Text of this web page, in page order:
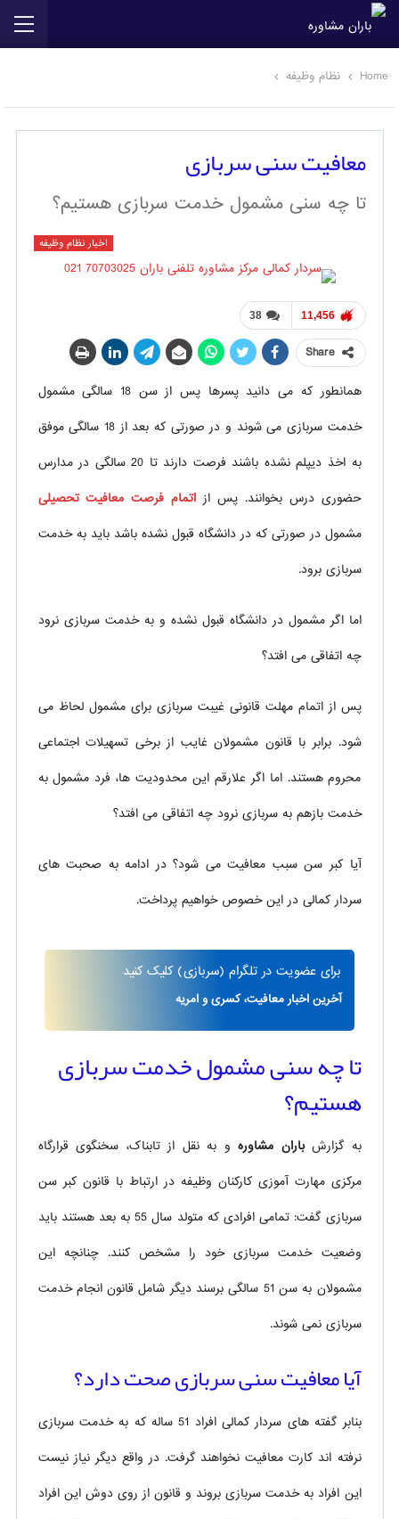
Home نظام وظیفه
معافيت سنی سربازی
تا چه سنی مشمول خدمت سربازی هستیم؟
اخبار نظام وظیفه
38 11,456
Share
همانطور که می دانید پسرها پس از سن 18 سالگی مشمول
خدمت سربازی می شوند و در صورتی که بعد از 18 سالگی موفق
به اخذ دیپلم نشده باشند فرصت دارند تا 20 سالگی در مدارس
حضوری درس بخوانند. پس از اتمام فرصت معافیت تحصیلی
مشمول در صورتی که در دانشگاه قبول نشده باشد باید به خدمت
سربازی برود.
اما اگر مشمول در دانشگاه قبول نشده و به خدمت سربازی نرود
چه اتفاقی می افتد؟
پس از اتمام مهلت قانونی غیبت سربازی برای مشمول لحاظ می
شود. برابر با قانون مشمولان غایب از برخی تسهیلات اجتماعی
محروم هستند. اما اگر علارقم این محدودیت ها، فرد مشمول به
خدمت بازهم به سربازی نرود چه اتفاقی می افتد؟
آیا کبر سن سبب معافیت می شود؟ در ادامه به صحبت های
سردار کمالی در این خصوص خواهیم پرداخت.
برای عضویت در تلگرام (سربازی) کلیک کنید
آخرین اخبار معافیت، کسری و امریه
تا چه سنی مشمول خدمت سربازی
هستیم؟
به گزارشباران مشاوره و به نقل از تابناک، سخنگوی قرارگاه
مرکزی مهارت آموزی کارکنان وظیفه در ارتباط با قانون کبر سن
سربازی گفت: تمامی افرادی که متولد سال 55 به بعد هستند باید
وضعیت خدمت سربازی خود را مشخص کنند. چنانچه این
مشمولان به سن 51 سالگی برسند دیگر شامل قانون انجام خدمت
سربازی نمی شوند.
آیا معافيت سنی سربازی صحت دارد؟
بنابر گفته های سردار کمالی افراد 51 ساله که به خدمت سربازی
نرفته اند کارت معافیت نخواهند گرفت. در واقع دیگر نیاز نیست
این افراد به خدمت سربازی بروند و قانون از روی دوش این افراد